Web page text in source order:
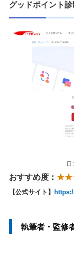
グッドポイント診
口
おすすめ度：
【公式サイト】
執筆者・監修